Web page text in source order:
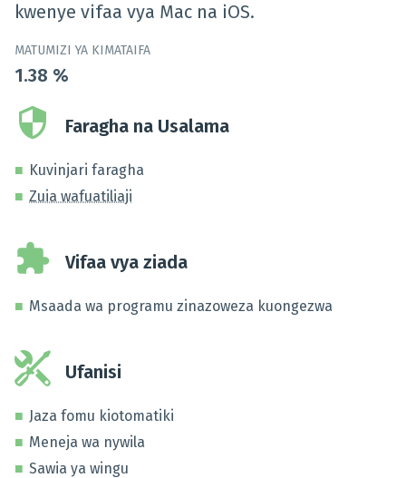
kwenye vifaa vya Mac na iOS.
MATUMIZI YA KIMATAIFA
1.38 %
Faragha na Usalama
Kuvinjari faragha
Zuia wafuatiliaji
Vifaa vya ziada
Msaada wa programu zinazoweza kuongezwa
Ufanisi
Jaza fomu kiotomatiki
Meneja wa nywila
Sawia ya wingu